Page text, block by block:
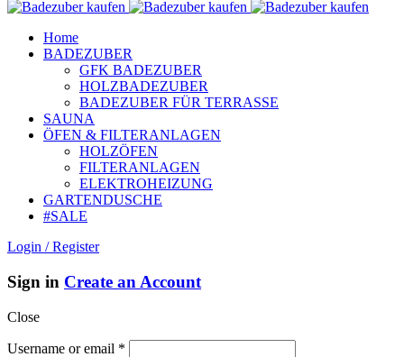
Home
BADEZUBER
GFK BADEZUBER
HOLZBADEZUBER
BADEZUBER FÜR TERRASSE
SAUNA
ÖFEN & FILTERANLAGEN
HOLZÖFEN
FILTERANLAGEN
ELEKTROHEIZUNG
GARTENDUSCHE
#SALE
Login / Register
Sign in Create an Account
Close
Username or email *